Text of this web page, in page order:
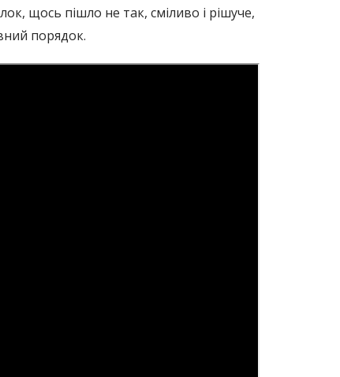
щось пішло не так, сміливо і рішуче,
порядок.